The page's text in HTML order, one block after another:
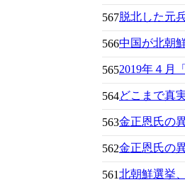
567脱北した元
566中国が北朝
5652019年４月
564どこまで真
563金正恩氏の
562金正恩氏の
561北朝鮮選挙